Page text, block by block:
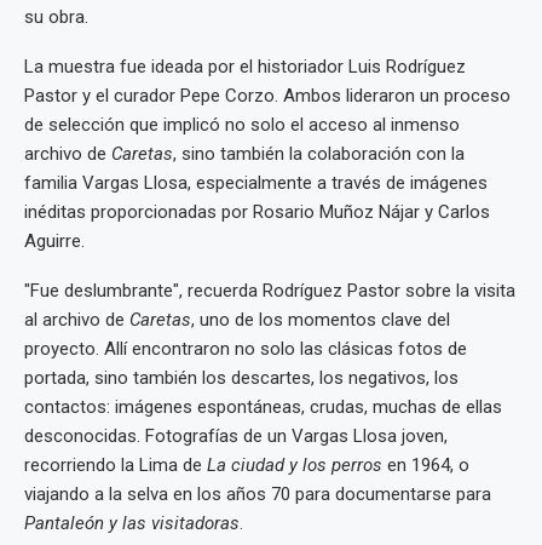
su obra.
La muestra fue ideada por el historiador Luis Rodríguez
Pastor y el curador Pepe Corzo. Ambos lideraron un proceso
de selección que implicó no solo el acceso al inmenso
archivo de Caretas, sino también la colaboración con la
familia Vargas Llosa, especialmente a través de imágenes
inéditas proporcionadas por Rosario Muñoz Nájar y Carlos
Aguirre.
"Fue deslumbrante", recuerda Rodríguez Pastor sobre la visita
al archivo de Caretas, uno de los momentos clave del
proyecto. Allí encontraron no solo las clásicas fotos de
portada, sino también los descartes, los negativos, los
contactos: imágenes espontáneas, crudas, muchas de ellas
desconocidas. Fotografías de un Vargas Llosa joven,
recorriendo la Lima de La ciudad y los perros en 1964, o
viajando a la selva en los años 70 para documentarse para
Pantaleón y las visitadoras.